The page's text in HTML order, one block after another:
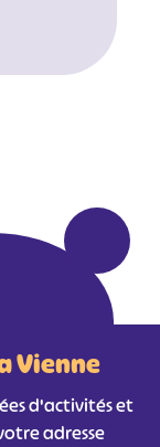
Vienne
d'activités et
adresse